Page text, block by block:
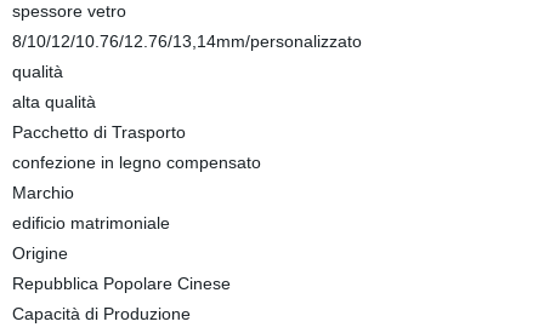
spessore vetro
8/10/12/10.76/12.76/13,14mm/personalizzato
qualità
alta qualità
Pacchetto di Trasporto
confezione in legno compensato
Marchio
edificio matrimoniale
Origine
Repubblica Popolare Cinese
Capacità di Produzione